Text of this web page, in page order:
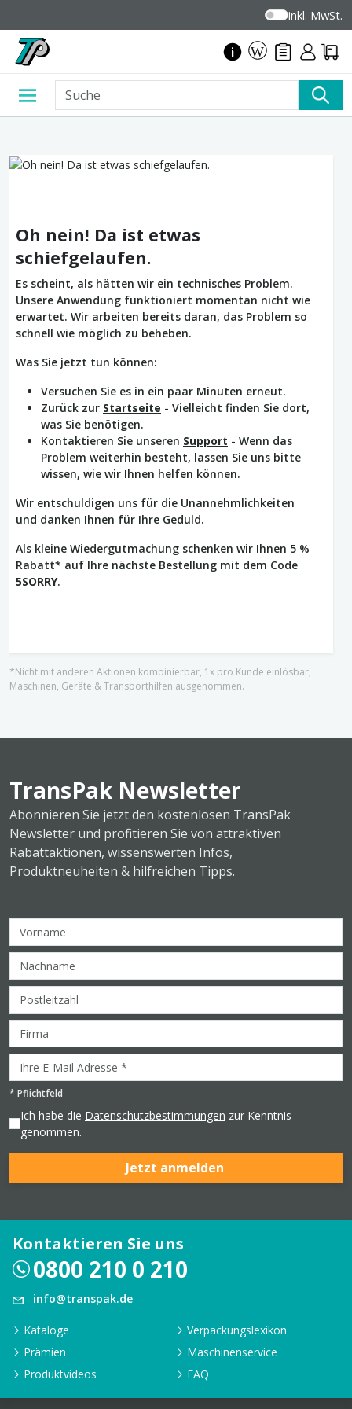
inkl. MwSt.
Oh nein! Da ist etwas
schiefgelaufen.
Es scheint, als hätten wir ein technisches Problem.
Unsere Anwendung funktioniert momentan nicht wie
erwartet. Wir arbeiten bereits daran, das Problem so
schnell wie möglich zu beheben.
Was Sie jetzt tun können:
Versuchen Sie es in ein paar Minuten erneut.
Zurück zur Startseite - Vielleicht finden Sie dort,
was Sie benötigen.
Kontaktieren Sie unseren Support - Wenn das
Problem weiterhin besteht, lassen Sie uns bitte
wissen, wie wir Ihnen helfen können.
Wir entschuldigen uns für die Unannehmlichkeiten
und danken Ihnen für Ihre Geduld.
Als kleine Wiedergutmachung schenken wir Ihnen 5 %
Rabatt* auf Ihre nächste Bestellung mit dem Code
5SORRY.
*Nicht mit anderen Aktionen kombinierbar, 1x pro Kunde einlösbar,
Maschinen, Geräte & Transporthilfen ausgenommen.
TransPak Newsletter
Abonnieren Sie jetzt den kostenlosen TransPak
Newsletter und profitieren Sie von attraktiven
Rabattaktionen, wissenswerten Infos,
Produktneuheiten & hilfreichen Tipps.
* Pflichtfeld
Ich habe die Datenschutzbestimmungen zur Kenntnis
genommen.
Jetzt anmelden
Kontaktieren Sie uns
0800 210 0 210
info@transpak.de
Kataloge
Verpackungslexikon
Prämien
Maschinenservice
Produktvideos
FAQ